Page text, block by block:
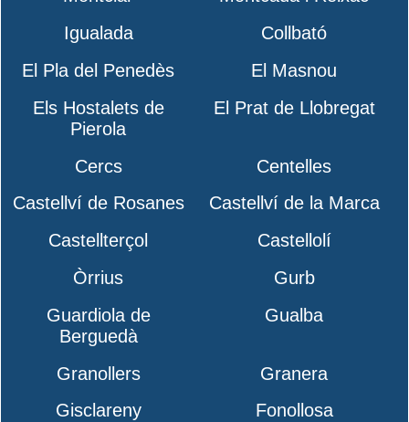
Igualada
Collbató
El Pla del Penedès
El Masnou
Els Hostalets de
Pierola
El Prat de Llobregat
Cercs
Centelles
Castellví de Rosanes
Castellví de la Marca
Castellterçol
Castellolí
Òrrius
Gurb
Guardiola de
Berguedà
Gualba
Granollers
Granera
Gisclareny
Fonollosa